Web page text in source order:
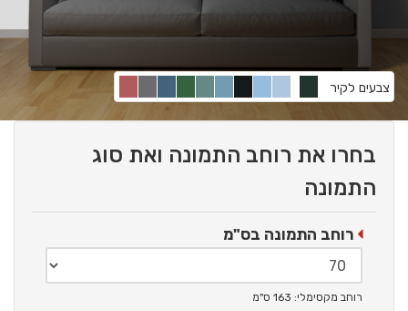
צבעים לקיר
בחרו את רוחב התמונה ואת סוג
התמונה
רוחב התמונה בס"מ
רוחב מקסימלי: 163 ס"מ